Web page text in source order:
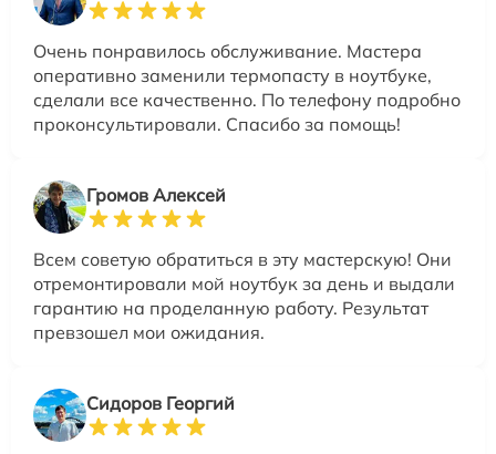
Очень понравилось обслуживание. Мастера
оперативно заменили термопасту в ноутбуке,
сделали все качественно. По телефону подробно
проконсультировали. Спасибо за помощь!
Громов Алексей
Всем советую обратиться в эту мастерскую! Они
отремонтировали мой ноутбук за день и выдали
гарантию на проделанную работу. Результат
превзошел мои ожидания.
Сидоров Георгий